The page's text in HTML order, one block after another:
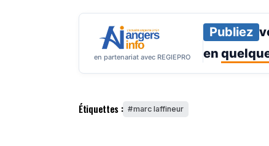
en partenariat avec REGIEPRO
Publiez
en
Étiquettes : marc laffineur